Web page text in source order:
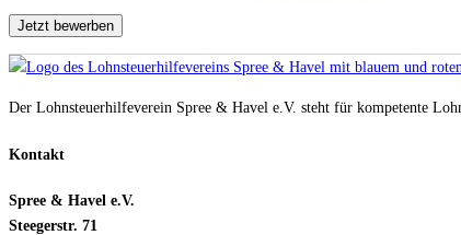
Der Lohnsteuerhilfeverein Spree & Havel e.V. steht für kompetente
Kontakt
Spree & Havel e.V.
Steegerstr. 71